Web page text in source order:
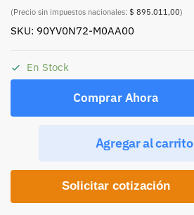
(Precio sin impuestos nacionales: $ 895.011,00)
SKU: 90YV0N72-M0AA00
En Stock
Comprar Ahora
Agregar al carrito
Solicitar cotización